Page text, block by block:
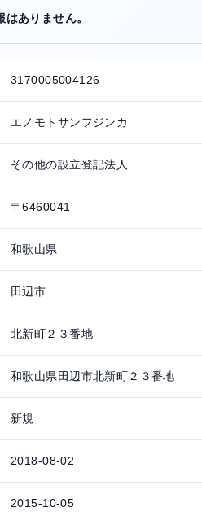
ありません。
3170005004126
エノモトサンフジンカ
その他の設立登記法人
〒6460041
和歌山県
田辺市
北新町２３番地
和歌山県田辺市北新町２３番地
新規
2018-08-02
2015-10-05